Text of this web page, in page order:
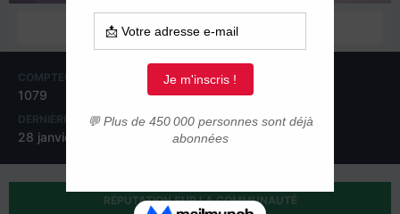
COMPTEUR DE CONTENUS
1079
INSCRIPTION
17 janvier 2017
DERNIÈRE VISITE
28 janvier 2022
JOURS GAGNÉS
11
RÉPUTATION SUR LA COMMUNAUTÉ